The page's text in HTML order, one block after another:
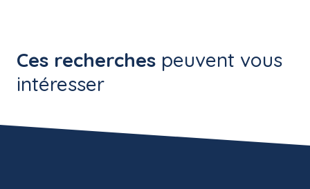
Ces recherches peuvent vous
intéresser